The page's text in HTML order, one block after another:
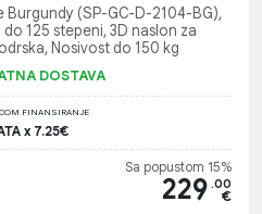
Burgundy (SP-GC-D-2104-BG),
125 stepeni, 3D naslon za
Nosivost do 150 kg
DOSTAVA
FINANSIRANJE
x 7.25€
Sa popustom 15%
229 .00
€